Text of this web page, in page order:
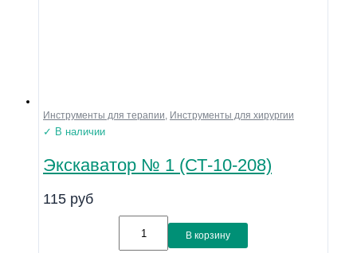
Инструменты для терапии, Инструменты для хирургии
✓ В наличии
Экскаватор № 1 (СТ-10-208)
115 руб
В корзину